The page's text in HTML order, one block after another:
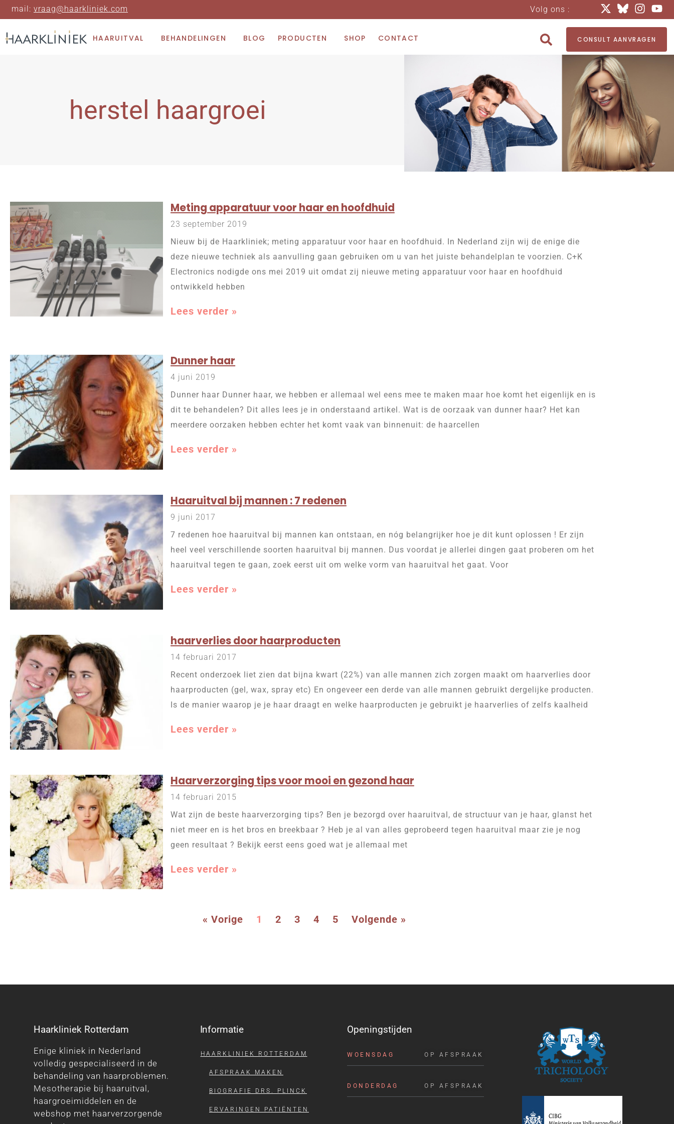
mail: vraag@haarkliniek.com Volg ons :
HAARUITVAL BEHANDELINGEN BLOG PRODUCTEN SHOP CONTACT CONSULT AANVRAGEN
herstel haargroei
Meting apparatuur voor haar en hoofdhuid
23 september 2019
Nieuw bij de Haarkliniek; meting apparatuur voor haar en hoofdhuid. In Nederland zijn wij de enige die
deze nieuwe techniek als aanvulling gaan gebruiken om u van het juiste behandelplan te voorzien. C+K
Electronics nodigde ons mei 2019 uit omdat zij nieuwe meting apparatuur voor haar en hoofdhuid
ontwikkeld hebben
Lees verder »
Dunner haar
4 juni 2019
Dunner haar Dunner haar, we hebben er allemaal wel eens mee te maken maar hoe komt het eigenlijk en is
dit te behandelen? Dit alles lees je in onderstaand artikel. Wat is de oorzaak van dunner haar? Het kan
meerdere oorzaken hebben echter het komt vaak van binnenuit: de haarcellen
Lees verder »
Haaruitval bij mannen : 7 redenen
9 juni 2017
7 redenen hoe haaruitval bij mannen kan ontstaan, en nóg belangrijker hoe je dit kunt oplossen ! Er zijn
heel veel verschillende soorten haaruitval bij mannen. Dus voordat je allerlei dingen gaat proberen om het
haaruitval tegen te gaan, zoek eerst uit om welke vorm van haaruitval het gaat. Voor
Lees verder »
haarverlies door haarproducten
14 februari 2017
Recent onderzoek liet zien dat bijna kwart (22%) van alle mannen zich zorgen maakt om haarverlies door
haarproducten (gel, wax, spray etc) En ongeveer een derde van alle mannen gebruikt dergelijke producten.
Is de manier waarop je je haar draagt en welke haarproducten je gebruikt je haarverlies of zelfs kaalheid
Lees verder »
Haarverzorging tips voor mooi en gezond haar
14 februari 2015
Wat zijn de beste haarverzorging tips? Ben je bezorgd over haaruitval, de structuur van je haar, glanst het
niet meer en is het bros en breekbaar ? Heb je al van alles geprobeerd tegen haaruitval maar zie je nog
geen resultaat ? Bekijk eerst eens goed wat je allemaal met
Lees verder »
« Vorige 1 2 3 4 5 Volgende »
Haarkliniek Rotterdam
Enige kliniek in Nederland
volledig gespecialiseerd in de
behandeling van haarproblemen.
Mesotherapie bij haaruitval,
haargroeimiddelen en de
webshop met haarverzorgende
Informatie
HAARKLINIEK ROTTERDAM
AFSPRAAK MAKEN
BIOGRAFIE DRS. PLINCK
ERVARINGEN PATIËNTEN
Openingstijden
WOENSDAG
DONDERDAG
OP AFSPRAAK
OP AFSPRAAK